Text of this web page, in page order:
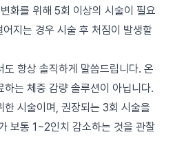
화를 위해 5회 이상의 시술이 필요
지는 경우 시술 후 처짐이 발생할
항상 솔직하게 말씀드립니다. 온
는 체중 감량 솔루션이 아닙니다.
한 시술이며, 권장되는 3회 시술을
보통 1~2인치 감소하는 것을 관찰